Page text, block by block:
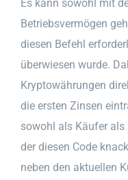
Es kann sowohl mit
Betriebsvermögen
diesen Befehl
überwiesen wurde.
Kryptowährungen
die ersten Zinsen
sowohl als Käufer als
der diesen Code
neben den aktuellen